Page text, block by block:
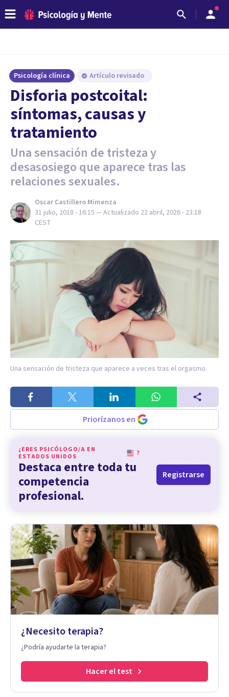
Psicología clínica Artículo revisado
Disforia postcoital:
síntomas, causas y
tratamiento
Una sensación de tristeza y
desasosiego que aparece tras las
relaciones sexuales.
Oscar Castillero Mimenza
31 julio, 2018 - 16:15 — Actualizado 22 abril, 2026 - 23:18
CEST
Una sensación de tristeza que aparece a veces tras el orgasmo.
Priorízanos en
¿ERES PSICÓLOGO/A EN
ESTADOS UNIDOS
?
Destaca entre toda tu
competencia
profesional.
Registrarse
¿Necesito terapia?
¿Podría ayudarte la terapia?
Hacer el test